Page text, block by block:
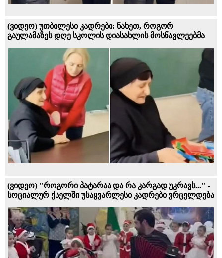
(ვიდეო) უთბილესი კადრები: ნახეთ, როგორ
გაულამაზეს დღე სკოლის დიასახლის მოსწავლეებმა
(ვიდეო) "როგორი პატარაა და რა კარგად უკრავს..." -
სოციალურ ქსელში უსაყვარლესი კადრები ვრცელდება